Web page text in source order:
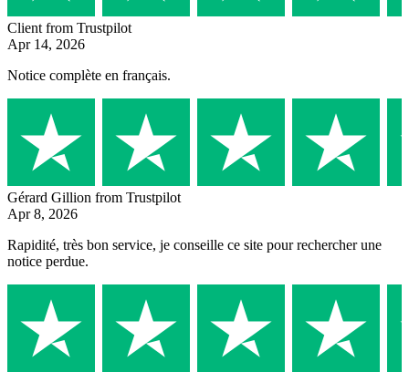
Client from Trustpilot
Apr 14, 2026
Notice complète en français.
Gérard Gillion from Trustpilot
Apr 8, 2026
Rapidité, très bon service, je conseille ce site pour rechercher une
notice perdue.